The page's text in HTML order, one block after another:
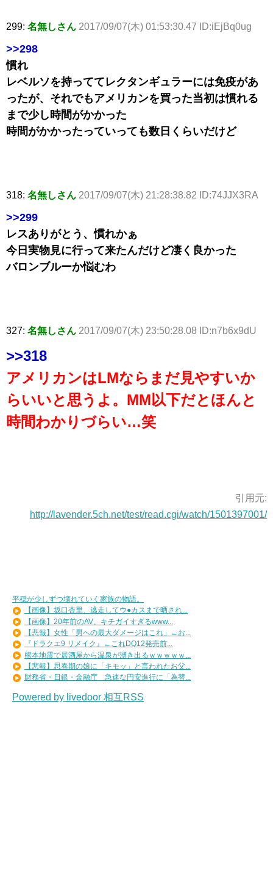
299: 名無しさん 2017/09/07(木) 01:53:30.47 ID:iEjBq0ug
>>298
慣れ
レベルソを持っててレクタンギュラーには免疫があ
ったが、それでもアメリカンを買った当初は慣れる
まで少し時間がかかった
時間がかかったっていっても数日くらいだけど
318: 名無しさん 2017/09/07(木) 21:28:38.82 ID:74JJX3RA
>>299
レスありがとう、慣れかぁ
今日実物見に行って来たんだけど凄く良かった
バロンブルーか悩むわ
327: 名無しさん 2017/09/07(木) 23:50:28.08 ID:n7b6x9dU
>>318
アメリカンはLMならまだ見やすいか
らいいと思うよ。MM以下だとほんと
時間わかりづらい…笑
引用元:
http://lavender.5ch.net/test/read.cgi/watch/1501397001/
平穏が少しずつ壊れていく家族の物語。
【画像】坂口杏里、逃走してウ●カスまで晒され...
【画像】20年前のAV、キチガイすぎるwww...
【悲報】女性「男への最大ダメージはこれ」←お...
『ドラクエ9 リメイク』←これDQ12発売前...
熊本地震で居酒屋から温泉が湧き出るｗｗｗｗｗ...
【悲報】思春期の娘に「キモッ」と言われたお父...
財務省・日銀・金融庁 急速な円安進行に「為替...
Powered by livedoor 相互RSS